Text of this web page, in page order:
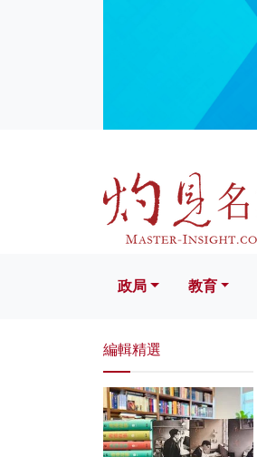
文化
政局 教育
編輯精選